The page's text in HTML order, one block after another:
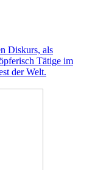
Diskurs, als
Tätige im
der Welt.